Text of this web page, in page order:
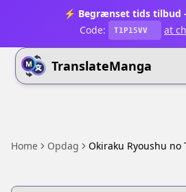
⚡ Begrænset tids tilbud
Code:
T1P15VV at
TranslateManga
Home Opdag Okiraku Ryoushu no